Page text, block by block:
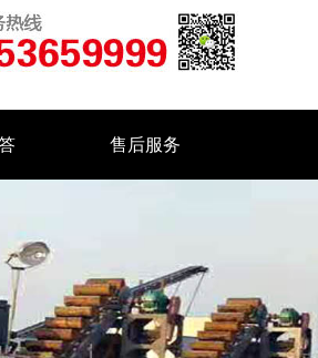
售后服务